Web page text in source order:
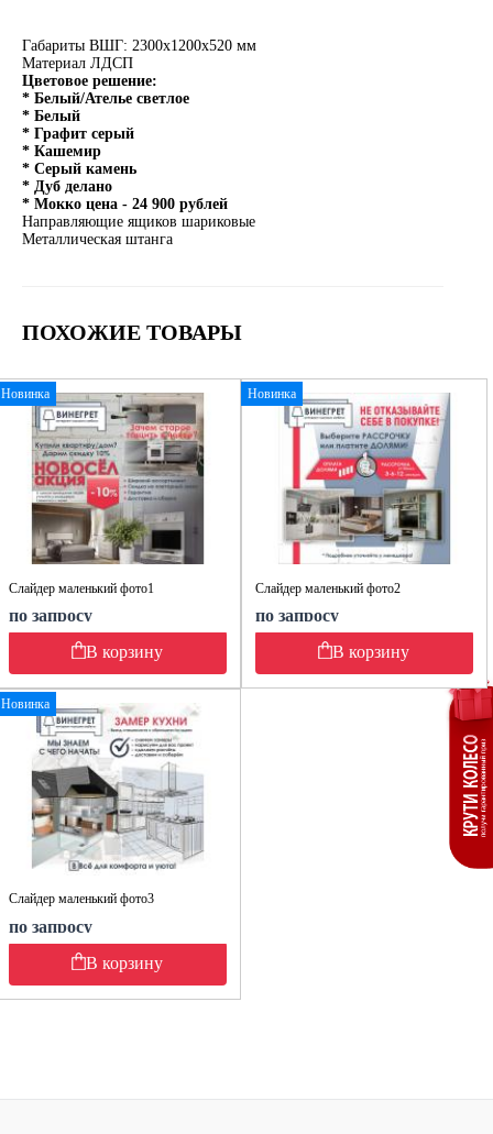
Габариты ВШГ: 2300х1200х520 мм
Материал ЛДСП
Цветовое решение:
* Белый/Ателье светлое
* Белый
* Графит серый
* Кашемир
* Серый камень
* Дуб делано
* Мокко цена - 24 900 рублей
Направляющие ящиков шариковые
Металлическая штанга
ПОХОЖИЕ ТОВАРЫ
Новинка
Слайдер маленький фото1
по запросу
В корзину
Новинка
Слайдер маленький фото2
по запросу
В корзину
Новинка
Слайдер маленький фото3
по запросу
В корзину